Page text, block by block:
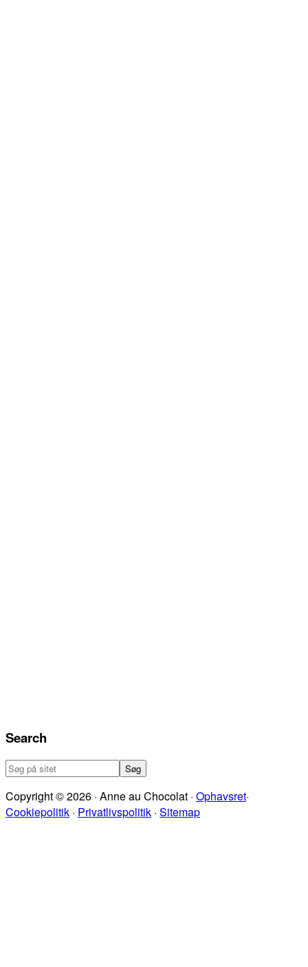
Search
Søg
sitet
Copyright © 2026 · Anne au Chocolat · Ophavsret·
Cookiepolitik · Privatlivspolitik · Sitemap